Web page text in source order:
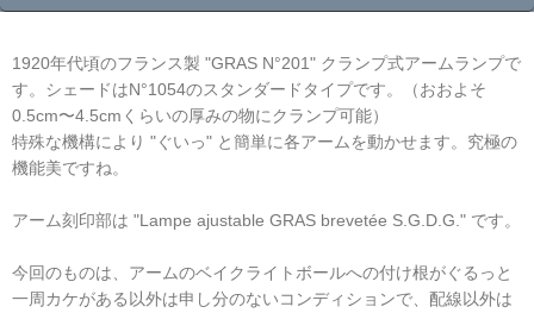
1920年代頃のフランス製 "GRAS N°201" クランプ式アームランプで
す。シェードはN°1054のスタンダードタイプです。（おおよそ
0.5cm〜4.5cmくらいの厚みの物にクランプ可能）
特殊な機構により "ぐいっ" と簡単に各アームを動かせます。究極の
機能美ですね。
アーム刻印部は "Lampe ajustable GRAS brevetée S.G.D.G." です。
今回のものは、アームのベイクライトボールへの付け根がぐるっと
一周カケがある以外は申し分のないコンディションで、配線以外は